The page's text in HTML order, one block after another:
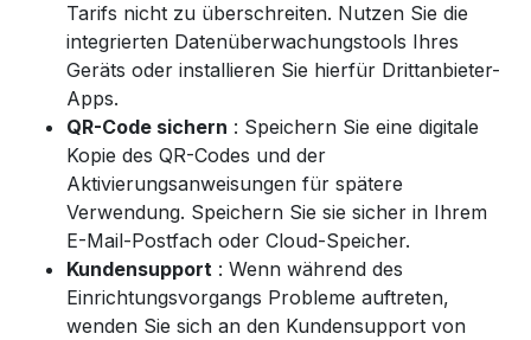
Tarifs nicht zu überschreiten. Nutzen Sie die
integrierten Datenüberwachungstools Ihres
Geräts oder installieren Sie hierfür Drittanbieter-
Apps.
QR-Code sichern : Speichern Sie eine digitale
Kopie des QR-Codes und der
Aktivierungsanweisungen für spätere
Verwendung. Speichern Sie sie sicher in Ihrem
E-Mail-Postfach oder Cloud-Speicher.
Kundensupport : Wenn während des
Einrichtungsvorgangs Probleme auftreten,
wenden Sie sich an den Kundensupport von